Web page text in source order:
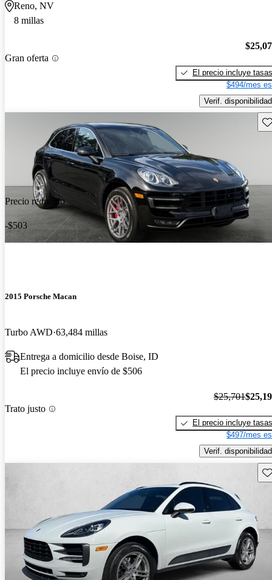
Reno, NV
8 millas
Gran oferta
El precio incluye tasas
$494/mes
Verif. disponibilidad
Precio reducido
-$503
2015 Porsche Macan
Turbo AWD 63,484 millas
Entrega a domicilio desde Boise, ID
El precio incluye envío de $506
Trato justo
$25,701
El precio incluye tasas
$497/mes
Verif. disponibilidad